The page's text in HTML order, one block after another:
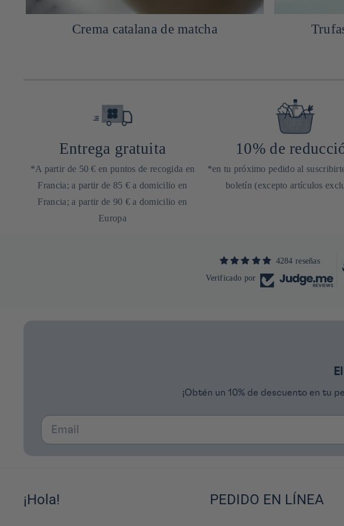
Crema catalana de matcha
Entrega gratuita
*A partir de 50 € en puntos de recogida en
Francia; a partir de 85 € a domicilio en
Francia; a partir de 90 € a domicilio en
Europa
10% de
*en tu próximo pedido al
boletín (excepto artículos
4284 reseñas
Verificado por
¡Obtén un 10% de descuento en tu
Email
¡Hola! PEDIDO EN LÍNEA